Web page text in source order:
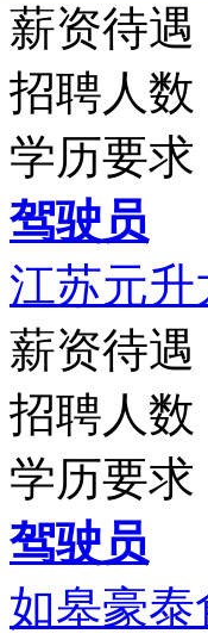
薪资待遇
招聘人数
学历要求
驾驶员
江苏元升
薪资待遇
招聘人数
学历要求
驾驶员
如皋豪泰